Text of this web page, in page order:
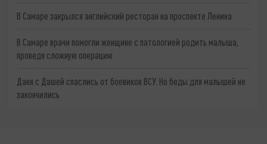
В Самаре закрылся английский ресторан на проспекте Ленина
В Самаре врачи помогли женщине с патологией родить малыша,
проведя сложную операцию
Даня с Дашей спаслись от боевиков ВСУ. Но беды для малышей не
закончились